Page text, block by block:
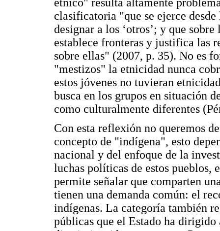
clasificatoria "que se ejerce
designar a los ‘otros’; y que
establece fronteras y justifica las
sobre ellas" (2007, p. 35). No es
"mestizos" la etnicidad nunca
estos jóvenes no tuvieran
busca en los grupos en situación
como culturalmente diferentes
Con esta reflexión no queremos
concepto de "indígena", esto
nacional y del enfoque de la
luchas políticas de estos pueblos,
permite señalar que comparten
tienen una demanda común: el
indígenas. La categoría también
públicas que el Estado ha